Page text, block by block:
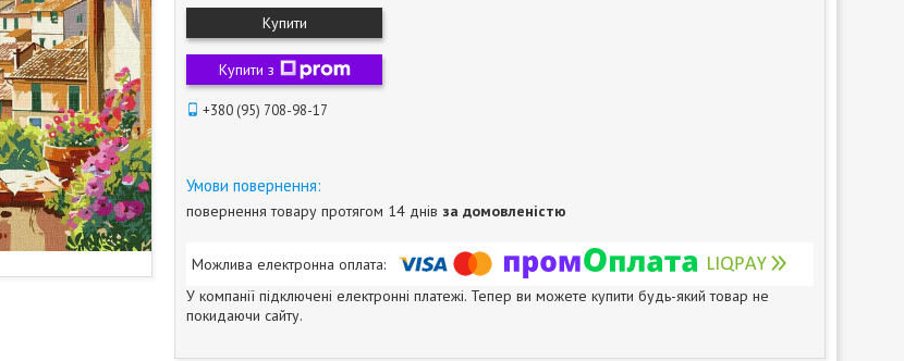
Купити
Купити з
+380 (95) 708-98-17
повернення товару протягом 14 днів за домовленістю
У компанії підключені електронні платежі. Тепер ви можете купити будь-який товар не
покидаючи сайту.